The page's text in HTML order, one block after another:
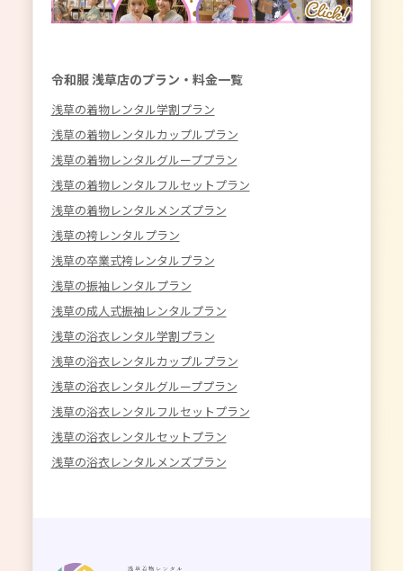
令和服 浅草店のプラン・料金一覧
浅草の着物レンタル学割プラン
浅草の着物レンタルカップルプラン
浅草の着物レンタルグループプラン
浅草の着物レンタルフルセットプラン
浅草の着物レンタルメンズプラン
浅草の袴レンタルプラン
浅草の卒業式袴レンタルプラン
浅草の振袖レンタルプラン
浅草の成人式振袖レンタルプラン
浅草の浴衣レンタル学割プラン
浅草の浴衣レンタルカップルプラン
浅草の浴衣レンタルグループプラン
浅草の浴衣レンタルフルセットプラン
浅草の浴衣レンタルセットプラン
浅草の浴衣レンタルメンズプラン